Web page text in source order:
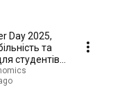
Day 2025,
та
студентів